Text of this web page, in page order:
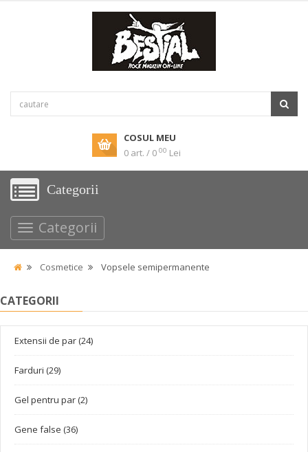
COSUL MEU
0 art. / 0 00 Lei
Categorii
Categorii
Cosmetice Vopsele semipermanente
CATEGORII
Extensii de par (24)
Farduri (29)
Gel pentru par (2)
Gene false (36)